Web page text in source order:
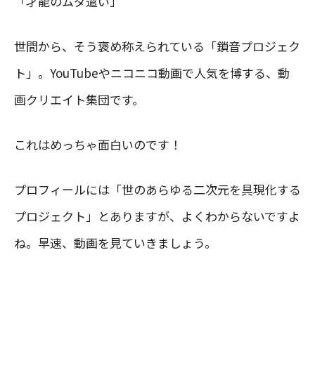
世間から、そう褒め称えられている「鎖音プロジェク
ト」。YouTubeやニコニコ動画で人気を博する、動
画クリエイト集団です。
これはめっちゃ面白いのです！
プロフィールには「世のあらゆる二次元を具現化する
プロジェクト」とありますが、よくわからないですよ
ね。早速、動画を見ていきましょう。